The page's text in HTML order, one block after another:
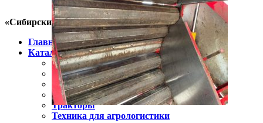
«Сибирский фермер»
Главная
Каталог
Пресс-подборщик
Косилки
Навесное и прицепное оборудование
Минитракторы
Тракторы
Техника для агрологистики